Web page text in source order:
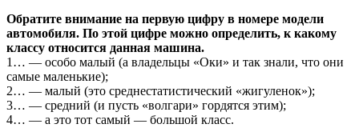
Обратите внимание на первую цифру в номере модели
автомобиля. По этой цифре можно определить, к какому
классу относится данная машина.
1… — особо малый (а владельцы «Оки» и так знали, что они
самые маленькие);
2… — малый (это среднестатистический «жигуленок»);
3… — средний (и пусть «волгари» гордятся этим);
4… — а это тот самый — большой класс.